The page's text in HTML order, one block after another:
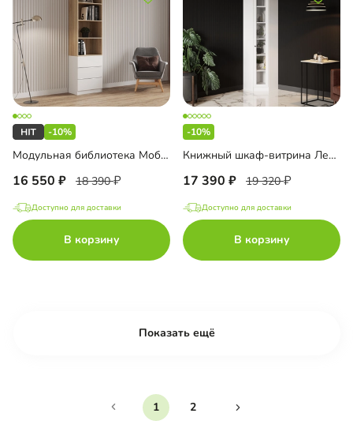
-10%
Модульная библиотека Моби-10
16 550 18 390
Доступно для доставки
В корзину
-10%
Книжный шкаф-витрина Лестер-9-500 угловой
17 390 19 320
Доступно для доставки
В корзину
Показать ещё
1 2